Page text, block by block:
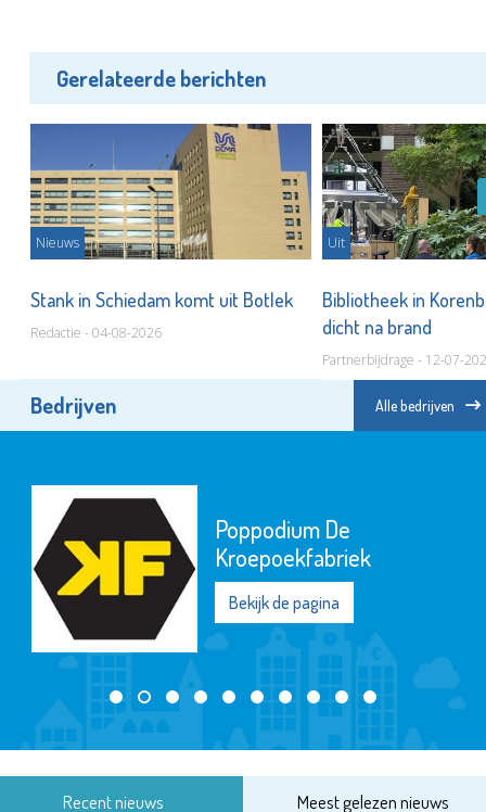
Gerelateerde berichten
Nieuws
Stank in Schiedam komt uit Botlek
Redactie - 04-08-2026
Uit
Bibliotheek in
dicht na brand
Partnerbijdrage - 12-07-
Bedrijven Alle bedrijven
Poppodium De
Kroepoekfabriek
Bekijk de pagina
Recent nieuws Meest gelezen nieuws